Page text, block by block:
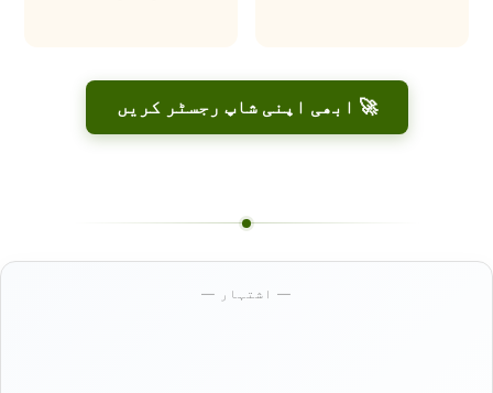
🚀 ابھی اپنی شاپ رجسٹر کریں
— اشتہار —